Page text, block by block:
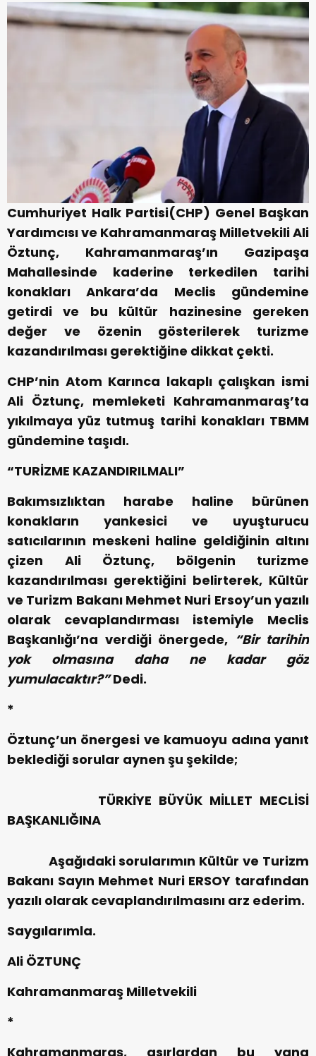
Cumhuriyet Halk Partisi(CHP) Genel Başkan
Yardımcısı ve Kahramanmaraş Milletvekili Ali
Öztunç, Kahramanmaraş’ın Gazipaşa
Mahallesinde kaderine terkedilen tarihi
konakları Ankara’da Meclis gündemine
getirdi ve bu kültür hazinesine gereken
değer ve özenin gösterilerek turizme
kazandırılması gerektiğine dikkat çekti.
CHP’nin Atom Karınca lakaplı çalışkan ismi
Ali Öztunç, memleketi Kahramanmaraş’ta
yıkılmaya yüz tutmuş tarihi konakları TBMM
gündemine taşıdı.
“TURİZME KAZANDIRILMALI”
Bakımsızlıktan harabe haline bürünen
konakların yankesici ve uyuşturucu
satıcılarının meskeni haline geldiğinin altını
çizen Ali Öztunç, bölgenin turizme
kazandırılması gerektiğini belirterek, Kültür
ve Turizm Bakanı Mehmet Nuri Ersoy’un yazılı
olarak cevaplandırması istemiyle Meclis
Başkanlığı’na verdiği önergede, “Bir tarihin
yok olmasına daha ne kadar göz
yumulacaktır?”Dedi.
*
Öztunç’un önergesi ve kamuoyu adına yanıt
beklediği sorular aynen şu şekilde;
TÜRKİYE BÜYÜK MİLLET MECLİSİ
BAŞKANLIĞINA
Aşağıdaki sorularımın Kültür ve Turizm
Bakanı Sayın Mehmet Nuri ERSOY tarafından
yazılı olarak cevaplandırılmasını arz ederim.
Saygılarımla.
Ali ÖZTUNÇ
Kahramanmaraş Milletvekili
*
Kahramanmaraş, asırlardan bu yana